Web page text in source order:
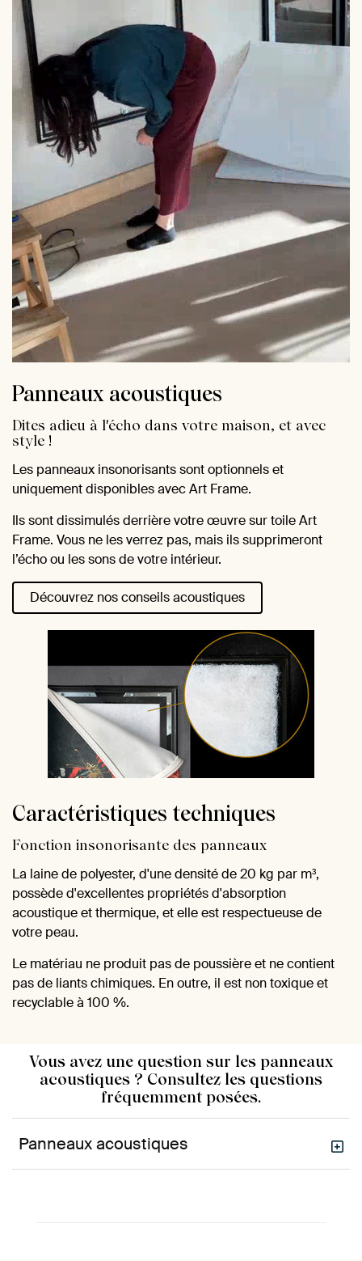
Panneaux acoustiques
Dites adieu à l'écho dans votre maison, et avec
style !
Les panneaux insonorisants sont optionnels et
uniquement disponibles avec Art Frame.
Ils sont dissimulés derrière votre œuvre sur toile Art
Frame. Vous ne les verrez pas, mais ils supprimeront
l’écho ou les sons de votre intérieur.
Découvrez nos conseils acoustiques
Caractéristiques techniques
Fonction insonorisante des panneaux
La laine de polyester, d'une densité de 20 kg par m³,
possède d'excellentes propriétés d'absorption
acoustique et thermique, et elle est respectueuse de
votre peau.
Le matériau ne produit pas de poussière et ne contient
pas de liants chimiques. En outre, il est non toxique et
recyclable à 100 %.
Vous avez une question sur les panneaux
acoustiques ? Consultez les questions
fréquemment posées.
Panneaux acoustiques